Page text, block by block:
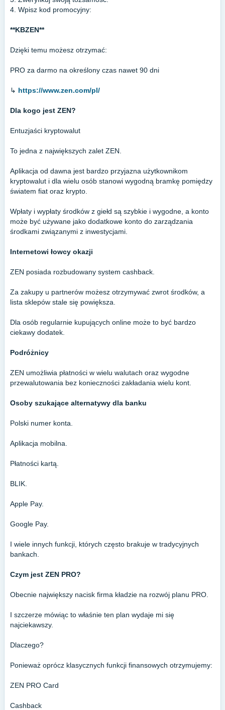
4. Wpisz kod promocyjny:
**KBZEN**
Dzięki temu możesz otrzymać:
PRO za darmo na określony czas nawet 90 dni
↳ https://www.zen.com/pl/
Dla kogo jest ZEN?
Entuzjaści kryptowalut
To jedna z największych zalet ZEN.
Aplikacja od dawna jest bardzo przyjazna użytkownikom
kryptowalut i dla wielu osób stanowi wygodną bramkę pomiędzy
światem fiat oraz krypto.
Wpłaty i wypłaty środków z giełd są szybkie i wygodne, a konto
może być używane jako dodatkowe konto do zarządzania
środkami związanymi z inwestycjami.
Internetowi łowcy okazji
ZEN posiada rozbudowany system cashback.
Za zakupy u partnerów możesz otrzymywać zwrot środków, a
lista sklepów stale się powiększa.
Dla osób regularnie kupujących online może to być bardzo
ciekawy dodatek.
Podróżnicy
ZEN umożliwia płatności w wielu walutach oraz wygodne
przewalutowania bez konieczności zakładania wielu kont.
Osoby szukające alternatywy dla banku
Polski numer konta.
Aplikacja mobilna.
Płatności kartą.
BLIK.
Apple Pay.
Google Pay.
I wiele innych funkcji, których często brakuje w tradycyjnych
bankach.
Czym jest ZEN PRO?
Obecnie największy nacisk firma kładzie na rozwój planu PRO.
I szczerze mówiąc to właśnie ten plan wydaje mi się
najciekawszy.
Dlaczego?
Ponieważ oprócz klasycznych funkcji finansowych otrzymujemy:
ZEN PRO Card
Cashback